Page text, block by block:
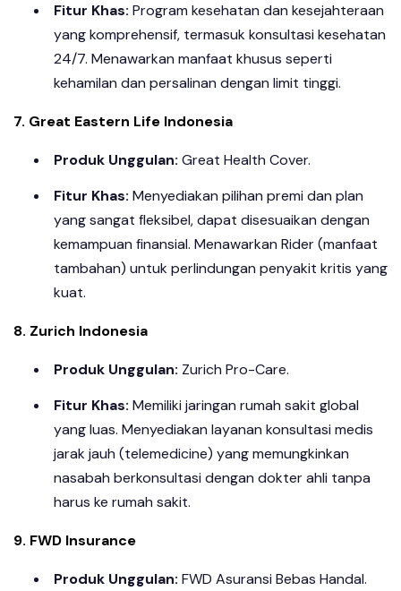
Fitur Khas: Program kesehatan dan kesejahteraan
yang komprehensif, termasuk konsultasi kesehatan
24/7. Menawarkan manfaat khusus seperti
kehamilan dan persalinan dengan limit tinggi.
7. Great Eastern Life Indonesia
Produk Unggulan: Great Health Cover.
Fitur Khas: Menyediakan pilihan premi dan plan
yang sangat fleksibel, dapat disesuaikan dengan
kemampuan finansial. Menawarkan Rider (manfaat
tambahan) untuk perlindungan penyakit kritis yang
kuat.
8. Zurich Indonesia
Produk Unggulan: Zurich Pro-Care.
Fitur Khas: Memiliki jaringan rumah sakit global
yang luas. Menyediakan layanan konsultasi medis
jarak jauh (telemedicine) yang memungkinkan
nasabah berkonsultasi dengan dokter ahli tanpa
harus ke rumah sakit.
9. FWD Insurance
Produk Unggulan: FWD Asuransi Bebas Handal.